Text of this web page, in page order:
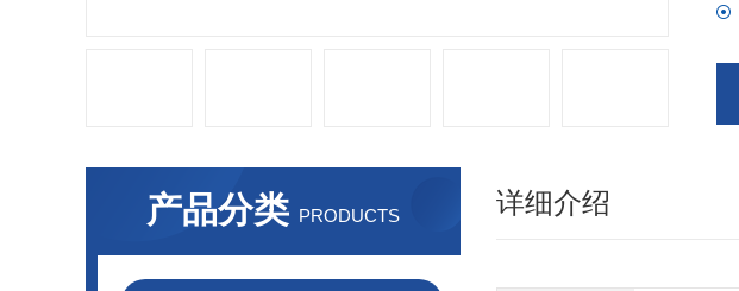
产品分类 PRODUCTS 详细介绍